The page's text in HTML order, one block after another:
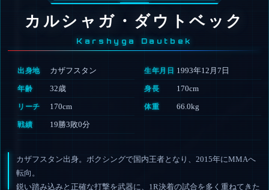
カルシャガ・ダウトベック
Karshyga Dautbek
出身地 カザフスタン 生年月日 1993年12月7日
年齢 32歳 身長 170cm
リーチ 170cm 体重 66.0kg
戦績 19勝3敗0分
カザフスタン出身。ボクシングで国内王者となり、2015年にMMAへ
転向。
鋭い踏み込みと正確な打撃を武器に、1R決着の試合を多く重ねてきた